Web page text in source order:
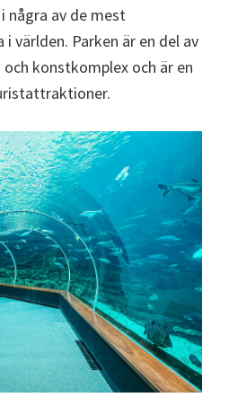
några av de mest
i världen. Parken är en del av
konstkomplex och är en